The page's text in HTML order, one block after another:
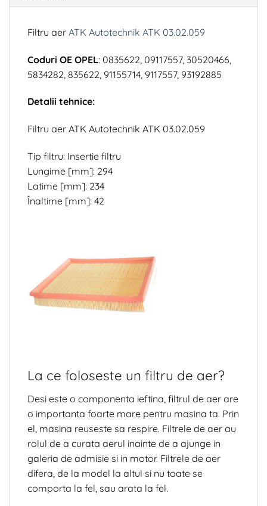
Filtru aer ATK Autotechnik ATK 03.02.059
Coduri OE OPEL: 0835622, 09117557, 30520466,
5834282, 835622, 91155714, 9117557, 93192885
Detalii tehnice:
Filtru aer ATK Autotechnik ATK 03.02.059
Tip filtru: Insertie filtru
Lungime [mm]: 294
Latime [mm]: 234
Înaltime [mm]: 42
La ce foloseste un filtru de aer?
Desi este o componenta ieftina, filtrul de aer are
o importanta foarte mare pentru masina ta. Prin
el, masina reuseste sa respire. Filtrele de aer au
rolul de a curata aerul inainte de a ajunge in
galeria de admisie si in motor. Filtrele de aer
difera, de la model la altul si nu toate se
comporta la fel, sau arata la fel.